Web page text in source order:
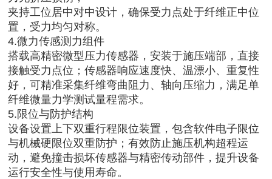
夹持工位居中对中设计，确保受力点处于纤维正中位
置，受力均匀对称。
4.微力传感测力组件
搭载高精密微型压力传感器，安装于施压端部，直接
接触受力点位；传感器响应速度快、温漂小、重复性
好，可精准采集纤维弯曲阻力、轴向压缩力，满足单
纤维微量力学测试量程需求。
5.限位与防护结构
设备设置上下双重行程限位装置，包含软件电子限位
与机械硬限位双重防护；有效防止施压机构超程运
动，避免撞击损坏传感器与精密传动部件，提升设备
运行安全性与使用寿命。